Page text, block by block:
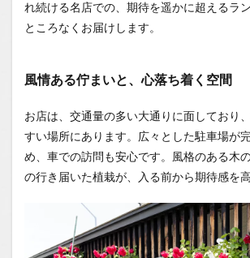
嬉しい
驚き
ら感じ
気度
1.0.4
圧巻の
主役登
ャリが
隠れる
極厚ネ
タの饗
れ続ける名店での、期待を遥かに超えるラ
ところなくお届けします。
風情ある佇まいと、心落ち着く空間
お店は、交通量の多い大通りに面しており
すい場所にあります。広々とした駐車場が
め、車での訪問も安心です。風格のある木
の行き届いた植栽が、入る前から期待感を